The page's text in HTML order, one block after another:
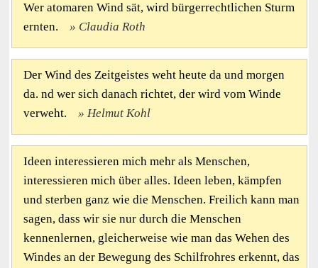
Wer atomaren Wind sät, wird bürgerrechtlichen Sturm
ernten.
Claudia Roth
Der Wind des Zeitgeistes weht heute da und morgen
da. nd wer sich danach richtet, der wird vom Winde
verweht.
Helmut Kohl
Ideen interessieren mich mehr als Menschen,
interessieren mich über alles. Ideen leben, kämpfen
und sterben ganz wie die Menschen. Freilich kann man
sagen, dass wir sie nur durch die Menschen
kennenlernen, gleicherweise wie man das Wehen des
Windes an der Bewegung des Schilfrohres erkennt, das